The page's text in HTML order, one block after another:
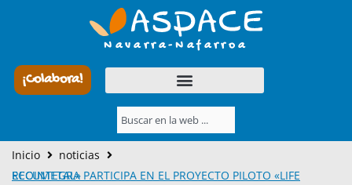
Navarra-Nafarroa
¡Colabora!
Inicio
noticias
ECOINTEGRA PARTICIPA EN EL PROYECTO PILOTO «LIFE RECUMETAL»